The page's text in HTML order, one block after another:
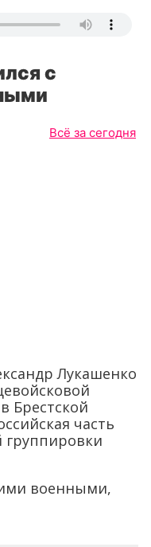
с
Всё за сегодня
Лукашенко
Брестской
часть
группировки
военными,